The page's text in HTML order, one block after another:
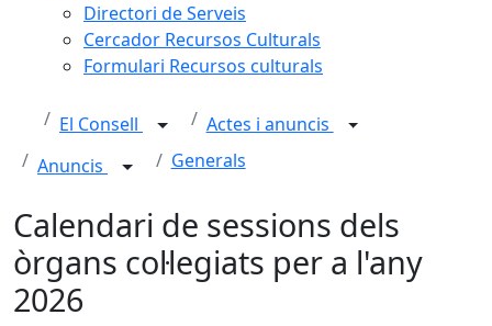
Directori de Serveis
Cercador Recursos Culturals
Formulari Recursos culturals
El Consell
Actes i anuncis
Anuncis
Generals
Calendari de sessions dels
òrgans col·legiats per a l'any
2026